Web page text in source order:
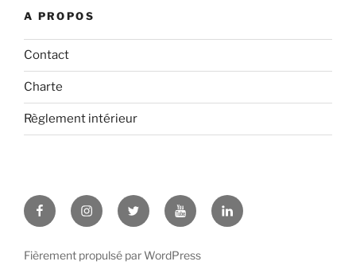
A PROPOS
Contact
Charte
Règlement intérieur
FacebookInstagramTwitter YouTubeLinkedIn
Fièrement propulsé par WordPress